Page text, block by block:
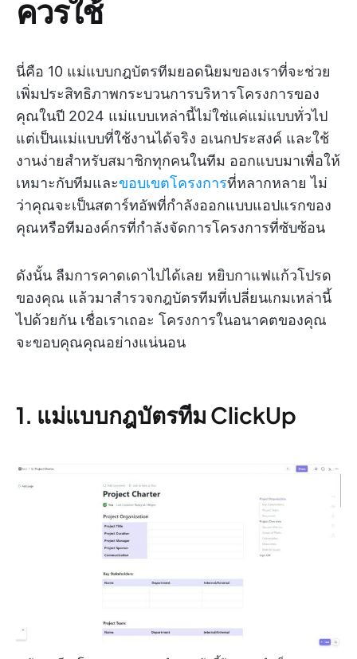
ควรใช้
นี่คือ 10 แม่แบบกฎบัตรทีมยอดนิยมของเราที่จะช่วย
เพิ่มประสิทธิภาพกระบวนการบริหารโครงการของ
คุณในปี 2024 แม่แบบเหล่านี้ไม่ใช่แค่แม่แบบทั่วไป
แต่เป็นแม่แบบที่ใช้งานได้จริง อเนกประสงค์ และใช้
งานง่ายสำหรับสมาชิกทุกคนในทีม ออกแบบมาเพื่อให้
เหมาะกับทีมและขอบเขตโครงการที่หลากหลาย ไม่
ว่าคุณจะเป็นสตาร์ทอัพที่กำลังออกแบบแอปแรกของ
คุณหรือทีมองค์กรที่กำลังจัดการโครงการที่ซับซ้อน
ดังนั้น ลืมการคาดเดาไปได้เลย หยิบกาแฟแก้วโปรด
ของคุณ แล้วมาสำรวจกฎบัตรทีมที่เปลี่ยนเกมเหล่านี้
ไปด้วยกัน เชื่อเราเถอะ โครงการในอนาคตของคุณ
จะขอบคุณคุณอย่างแน่นอน
1. แม่แบบกฎบัตรทีม ClickUp